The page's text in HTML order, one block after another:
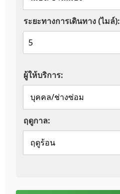
ระยะทางการเดินทาง (ไมล์):
ผู้ให้บริการ:
ฤดูกาล: